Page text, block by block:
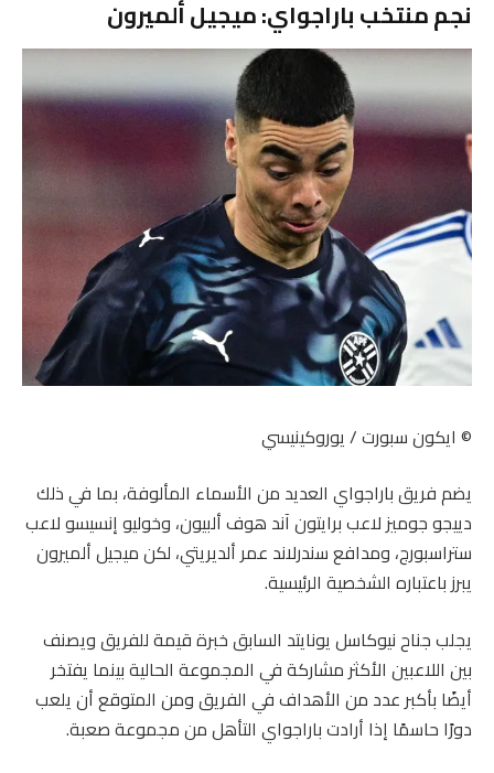
نجم منتخب باراجواي: ميجيل ألميرون
© ايكون سبورت / يوروكينيسي
يضم فريق باراجواي العديد من الأسماء المألوفة، بما في ذلك
دييجو جوميز لاعب برايتون آند هوف ألبيون، وخوليو إنسيسو لاعب
ستراسبورج، ومدافع سندرلاند عمر ألديريتي، لكن ميجيل ألميرون
يبرز باعتباره الشخصية الرئيسية.
يجلب جناح نيوكاسل يونايتد السابق خبرة قيمة للفريق ويصنف
بين اللاعبين الأكثر مشاركة في المجموعة الحالية بينما يفتخر
أيضًا بأكبر عدد من الأهداف في الفريق ومن المتوقع أن يلعب
دورًا حاسمًا إذا أرادت باراجواي التأهل من مجموعة صعبة.